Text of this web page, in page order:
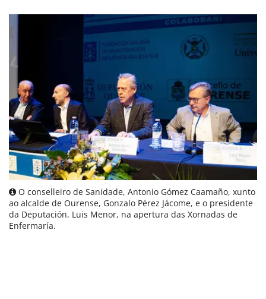
O conselleiro de Sanidade, Antonio Gómez Caamaño, xunto
ao alcalde de Ourense, Gonzalo Pérez Jácome, e o presidente
da Deputación, Luis Menor, na apertura das Xornadas de
Enfermaría.